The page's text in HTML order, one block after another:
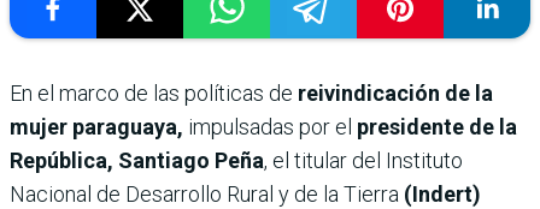
En el marco de las políticas de reivindicación de la
mujer paraguaya, impulsadas por el presidente de la
República, Santiago Peña, el titular del Instituto
Nacional de Desarrollo Rural y de la Tierra (Indert)